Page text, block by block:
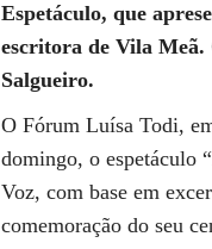
Espetáculo, que
escritora de Vila Meã.
Salgueiro.
O Fórum Luísa Todi,
domingo, o espetáculo
Voz, com base em
comemoração do seu